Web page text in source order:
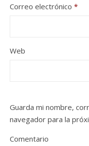
Correo electrónico *
Web
Guarda mi nombre,
navegador para la
Comentario